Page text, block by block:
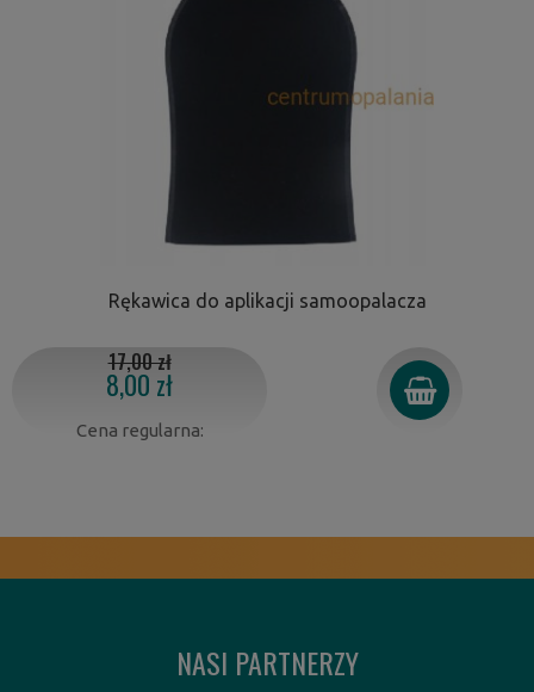
Rękawica do aplikacji samoopalacza
8,00 zł
Cena regularna:
17,00 zł
NASI PARTNERZY